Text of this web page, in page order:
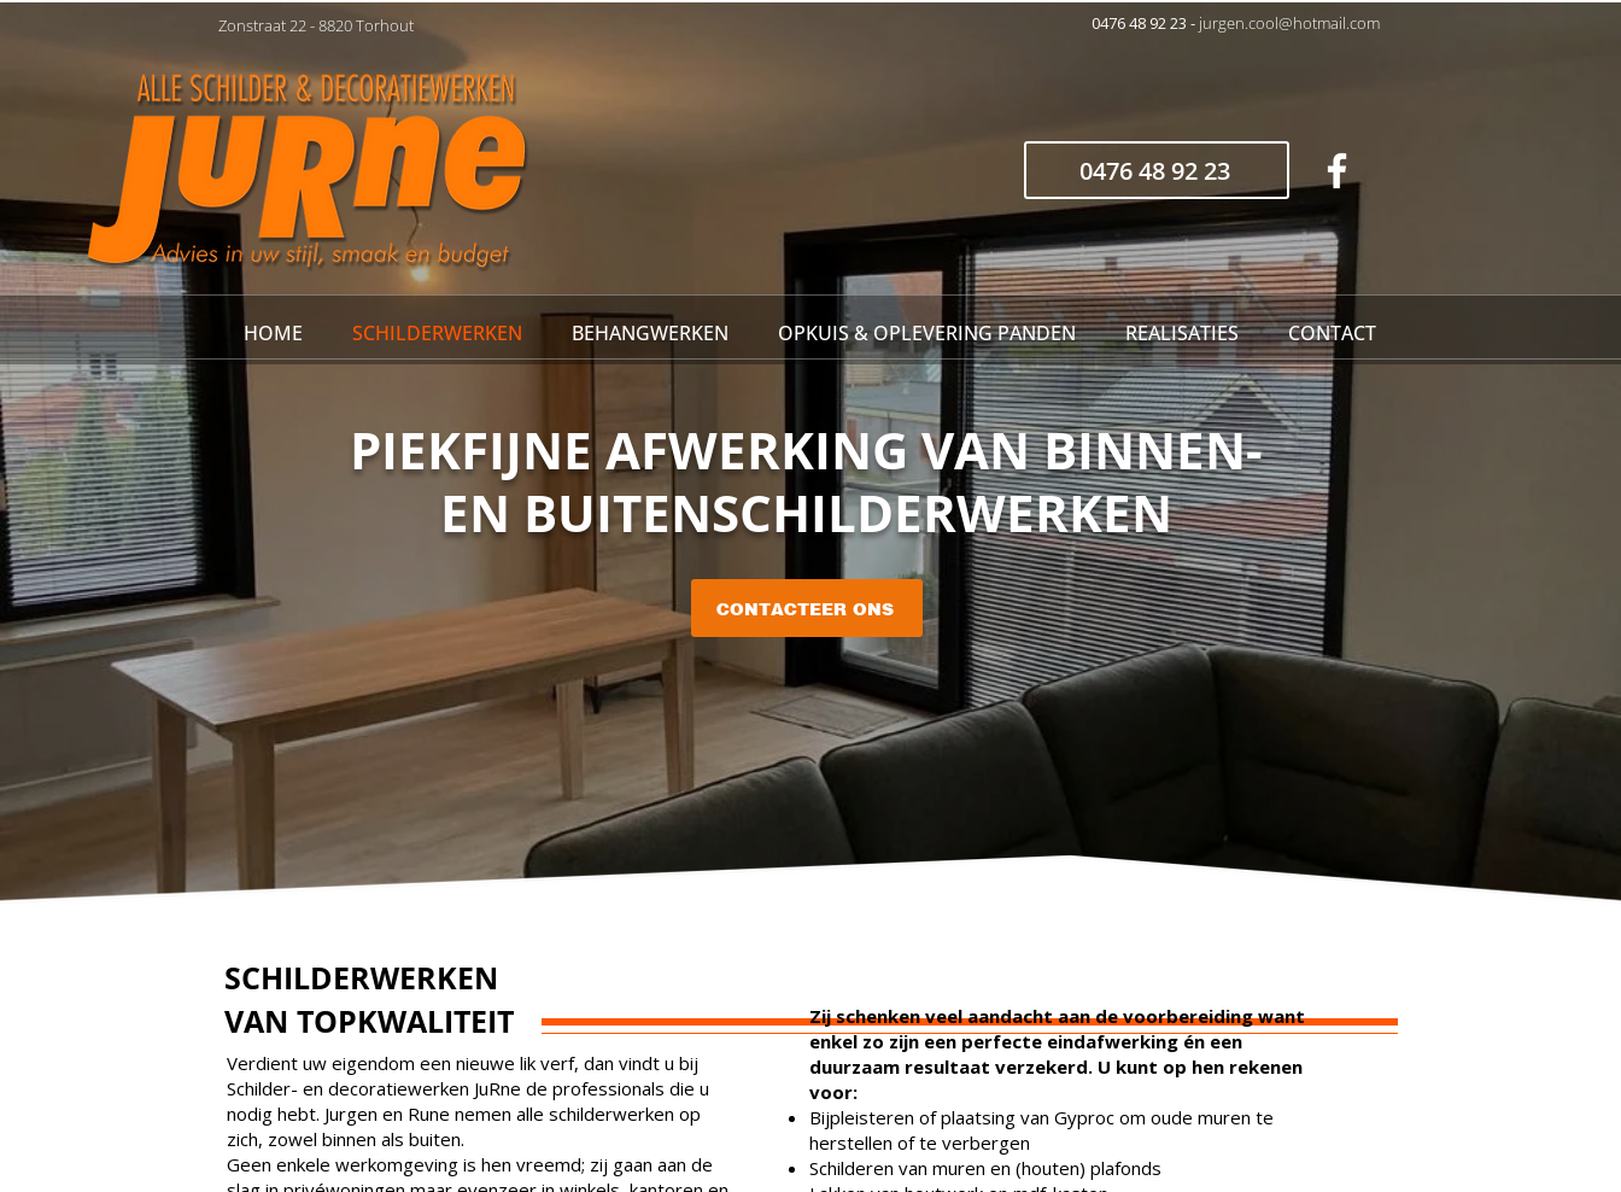
Zonstraat 22 - 8820 Torhout 0476 48 92 23 - jurgen.cool@hotmail.com
PIEKFIJNE AFWERKING VAN BINNEN-
EN BUITENSCHILDERWERKEN
CONTACTEER ONS
SCHILDERWERKEN
VAN TOPKWALITEIT
Verdient uw eigendom een nieuwe lik verf, dan vindt u bij
Schilder- en decoratiewerken JuRne de professionals die u
nodig hebt. Jurgen en Rune nemen alle schilderwerken op
zich, zowel binnen als buiten.
Geen enkele werkomgeving is hen vreemd; zij gaan aan de
Zij schenken veel aandacht aan de voorbereiding want
enkel zo zijn een perfecte eindafwerking én een
duurzaam resultaat verzekerd. U kunt op hen rekenen
voor:
Bijpleisteren of plaatsing van Gyproc om oude muren te
herstellen of te verbergen
Schilderen van muren en (houten) plafonds
0476 48 92 23
HOME SCHILDERWERKEN BEHANGWERKEN OPKUIS & OPLEVERING PANDEN REALISATIES CONTACT